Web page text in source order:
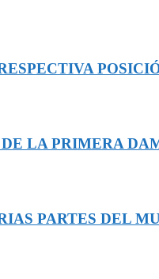
LA PRIMERA
PARTES DEL